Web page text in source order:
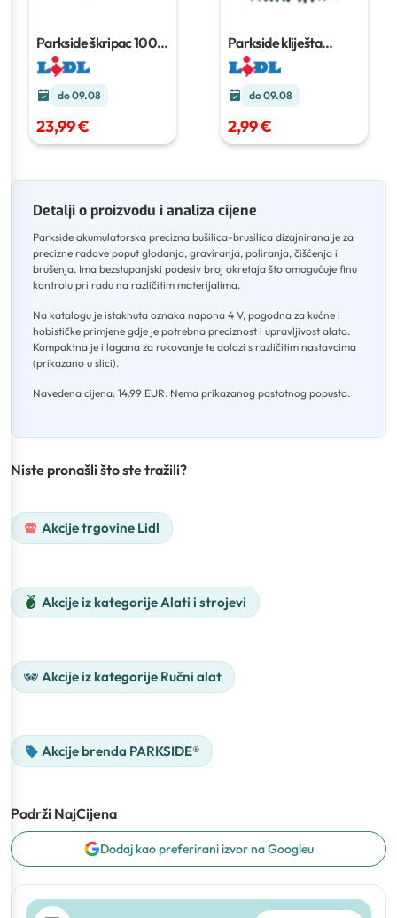
Parkside škripac100
mm
do 09.08
23,99 €
Parkside kliješta
Komad
do 09.08
2,99 €
Detalji o proizvodu i analiza cijene
Parkside akumulatorska precizna bušilica-brusilica dizajnirana je za
precizne radove poput glodanja, graviranja, poliranja, čišćenja i
brušenja. Ima bezstupanjski podesiv broj okretaja što omogućuje finu
kontrolu pri radu na različitim materijalima.
Na katalogu je istaknuta oznaka napona 4 V, pogodna za kućne i
hobističke primjene gdje je potrebna preciznost i upravljivost alata.
Kompaktna je i lagana za rukovanje te dolazi s različitim nastavcima
(prikazano u slici).
Navedena cijena: 14.99 EUR. Nema prikazanog postotnog popusta.
Niste pronašli što ste tražili?
Akcije trgovine Lidl
Akcije iz kategorije Alati i strojevi
Akcije iz kategorije Ručni alat
Akcije brenda PARKSIDE®
Podrži NajCijena
Dodaj kao preferirani izvor na Googleu